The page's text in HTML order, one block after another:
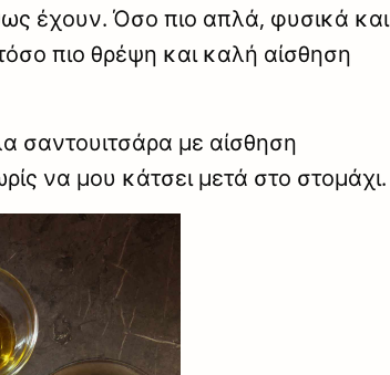
έχουν. Όσο πιο απλά, φυσικά και
πιο θρέψη και καλή αίσθηση
σαντουιτσάρα με αίσθηση
να μου κάτσει μετά στο στομάχι.